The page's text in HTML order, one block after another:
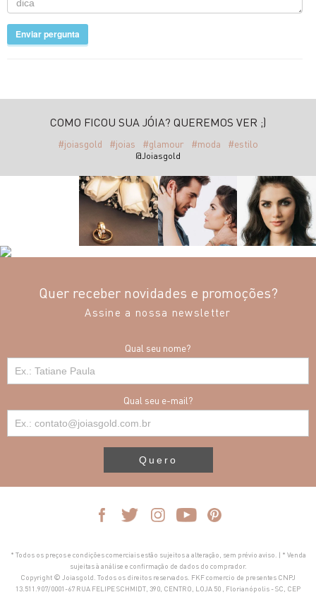
Enviar pergunta
COMO FICOU SUA JÓIA? QUEREMOS VER ;)
#joiasgold #joias #glamour #moda #estilo
@Joiasgold
Quer receber novidades e promoções?
Assine a nossa newsletter
Qual seu nome?
Qual seu e-mail?
Quero
* Todos os preços e condições comerciais estão sujeitos a alteração, sem prévio aviso. | * Venda
sujeitas à análise e confirmação de dados do comprador.
Copyright © Joiasgold. Todos os direitos reservados. FKF comercio de presentes CNPJ
13.511.907/0001-67 RUA FELIPE SCHMIDT, 390, CENTRO, LOJA 50 , Florianópolis - SC, CEP